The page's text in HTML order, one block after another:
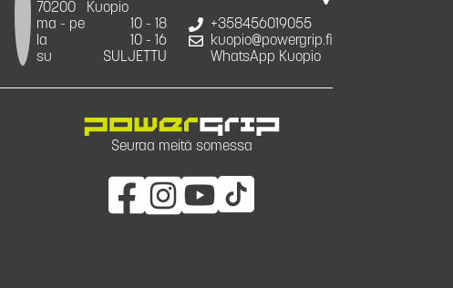
70200
Kuopio
ma - pe
10 - 18
la
10 - 16
su
SULJETTU
+358456019055
kuopio@powergrip.fi
WhatsApp Kuopio
Seuraa meitä somessa